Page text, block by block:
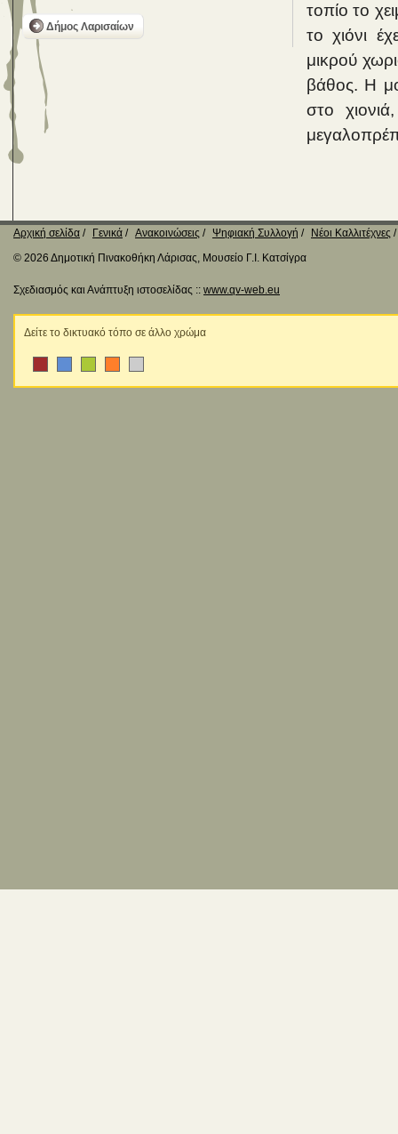
Δήμος Λαρισαίων
τοπίο το
το χιόνι
μικρού
βάθος. Η
στο
Αρχική σελίδα Γενικά Ανακοινώσεις Ψηφιακή Συλλογή
Νέοι Καλλιτέχνες
© 2026 Δημοτική Πινακοθήκη Λάρισας, Μουσείο Γ.Ι. Κατσίγρα
Σχεδιασμός και Ανάπτυξη ιστοσελίδας :: www.qv-web.eu
Δείτε το δικτυακό τόπο σε άλλο χρώμα